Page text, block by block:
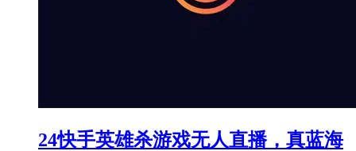
24快手英雄杀游戏无人直播，真蓝海